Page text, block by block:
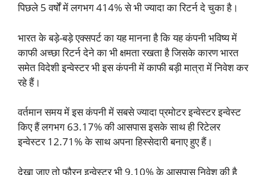
पिछले 5 वर्षों में लगभग 414% से भी ज्यादा का रिटर्न दे चुका है।
भारत के बड़े-बड़े एक्सपर्ट का यह मानना है कि यह कंपनी भविष्य में
काफी अच्छा रिटर्न देने का भी क्षमता रखता है जिसके कारण भारत
समेत विदेशी इन्वेस्टर भी इस कंपनी में काफी बड़ी मात्रा में निवेश कर
रहे हैं।
वर्तमान समय में इस कंपनी में सबसे ज्यादा प्रमोटर इन्वेस्टर इन्वेस्ट
किए हैं लगभग 63.17% की आसपास इसके साथ ही रिटेलर
इन्वेस्टर 12.71% के साथ अपना हिस्सेदारी बनाए हुए हैं।
देखा जाए तो फौरन इन्वेस्टर भी 9.10% के आसपास निवेश की है